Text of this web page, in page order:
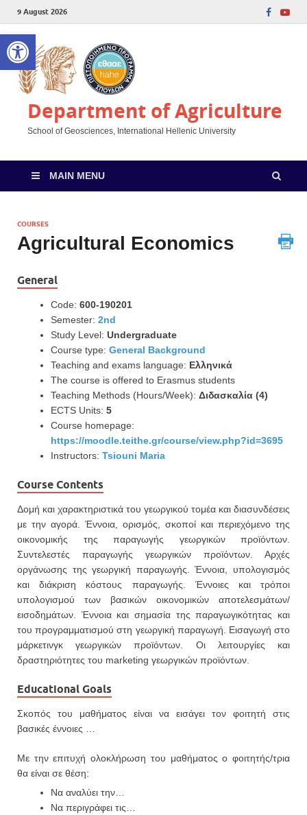
Open toolbar
9 August 2026
Department of Agriculture
School of Geosciences, International Hellenic University
MAIN MENU
COURSES
Αgricultural Economics
General
Code: 600-190201
Semester: 2nd
Study Level: Undergraduate
Course type: General Background
Teaching and exams language: Ελληνικά
The course is offered to Erasmus students
Teaching Methods (Hours/Week): Διδασκαλία (4)
ECTS Units: 5
Course homepage:
https://moodle.teithe.gr/course/view.php?id=3695
Instructors: Tsiouni Maria
Course Contents
Δομή και χαρακτηριστικά του γεωργικού τομέα και διασυνδέσεις
με την αγορά. Έννοια, ορισμός, σκοποί και περιεχόμενο της
οικονομικής της παραγωγής γεωργικών προϊόντων.
Συντελεστές παραγωγής γεωργικών προϊόντων. Αρχές
οργάνωσης της γεωργική παραγωγής. Έννοια, υπολογισμός
και διάκριση κόστους παραγωγής. Έννοιες και τρόποι
υπολογισμού των βασικών οικονομικών αποτελεσμάτων/
εισοδημάτων. Έννοια και σημασία της παραγωγικότητας και
του προγραμματισμού στη γεωργική παραγωγή. Εισαγωγή στο
μάρκετινγκ γεωργικών προϊόντων. Οι λειτουργίες και
δραστηριότητες του marketing γεωργικών προϊόντων.
Educational Goals
Σκοπός του μαθήματος είναι να εισάγει τον φοιτητή στις
βασικές έννοιες …
Με την επιτυχή ολοκλήρωση του μαθήματος ο φοιτητής/τρια
θα είναι σε θέση:
Να αναλύει την…
Να περιγράφει τις…